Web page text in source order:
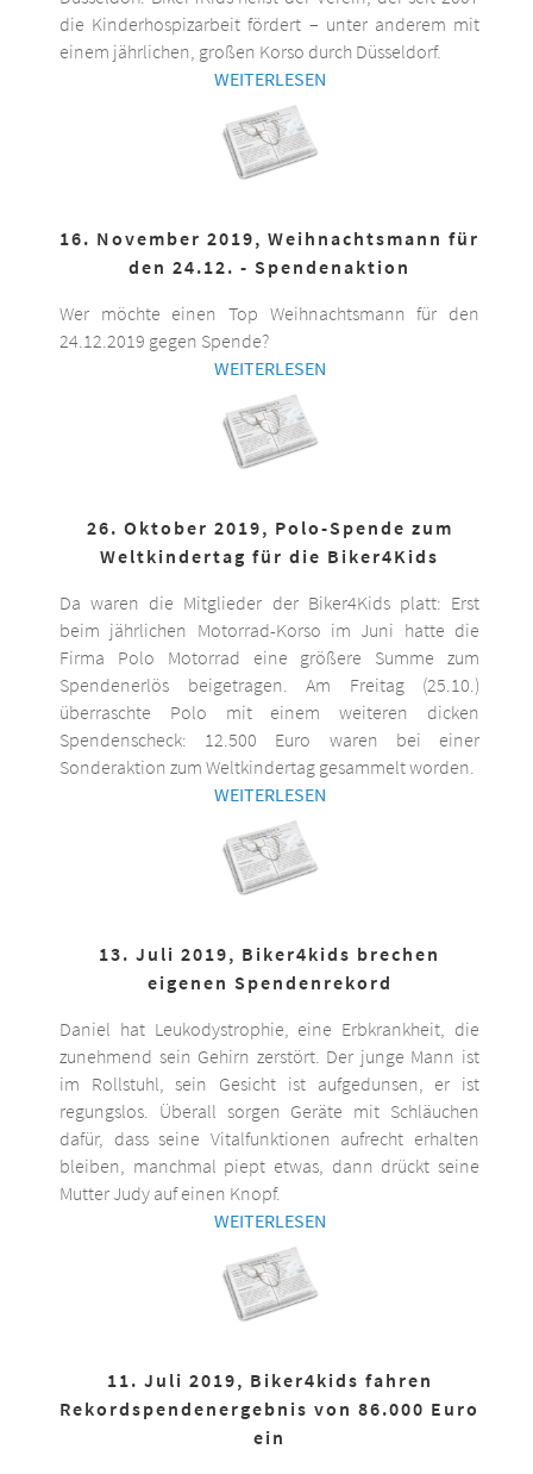
die Kinderhospizarbeit fördert – unter anderem mit
einem jährlichen, großen Korso durch Düsseldorf.
WEITERLESEN
16. November 2019, Weihnachtsmann für
den 24.12. - Spendenaktion
Wer möchte einen Top Weihnachtsmann für den
24.12.2019 gegen Spende?
WEITERLESEN
26. Oktober 2019, Polo-Spende zum
Weltkindertag für die Biker4Kids
Da waren die Mitglieder der Biker4Kids platt: Erst
beim jährlichen Motorrad-Korso im Juni hatte die
Firma Polo Motorrad eine größere Summe zum
Spendenerlös beigetragen. Am Freitag (25.10.)
überraschte Polo mit einem weiteren dicken
Spendenscheck: 12.500 Euro waren bei einer
Sonderaktion zum Weltkindertag gesammelt worden.
WEITERLESEN
13. Juli 2019, Biker4kids brechen
eigenen Spendenrekord
Daniel hat Leukodystrophie, eine Erbkrankheit, die
zunehmend sein Gehirn zerstört. Der junge Mann ist
im Rollstuhl, sein Gesicht ist aufgedunsen, er ist
regungslos. Überall sorgen Geräte mit Schläuchen
dafür, dass seine Vitalfunktionen aufrecht erhalten
bleiben, manchmal piept etwas, dann drückt seine
Mutter Judy auf einen Knopf.
WEITERLESEN
11. Juli 2019, Biker4kids fahren
Rekordspendenergebnis von 86.000 Euro
ein